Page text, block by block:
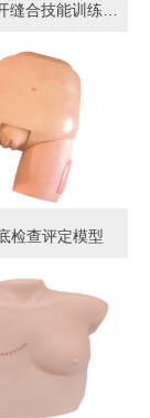
检查评定模型